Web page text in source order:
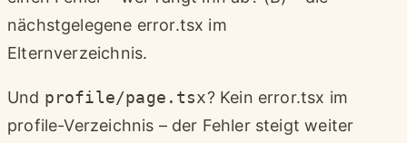
nächstgelegene error.tsx im
Elternverzeichnis.
Und profile/page.tsx? Kein error.tsx im
profile-Verzeichnis – der Fehler steigt weiter